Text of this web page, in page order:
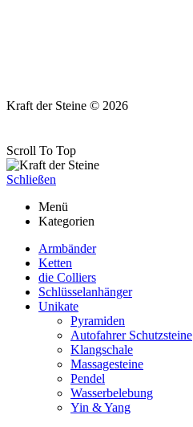
Kraft der Steine © 2026
Scroll To Top
Schließen
Menü
Kategorien
Armbänder
Ketten
die Colliers
Schlüsselanhänger
Unikate
Pyramiden
Autofahrer Schutzsteine
Klangschale
Massagesteine
Pendel
Wasserbelebung
Yin & Yang